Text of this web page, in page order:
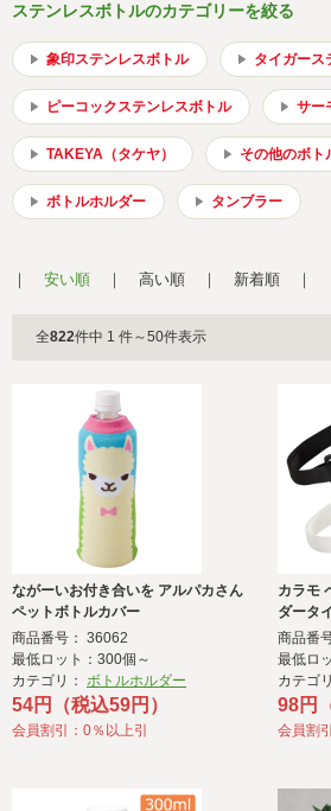
ステンレスボトルのカテゴリーを絞る
象印ステンレスボトル タイガース
ピーコックステンレスボトル サー
TAKEYA（タケヤ） その他のボト
ボトルホルダー タンブラー
安い順 高い順 新着順
全822件中 1 件～50件表示
ながーいお付き合いを アルパカさん
ペットボトルカバー
商品番号： 36062
最低ロット：300個～
カテゴリ： ボトルホルダー
54円（税込59円）
会員割引：0％以上引
カラモ
ダータ
商品番
最低ロ
カテゴ
98円
会員割